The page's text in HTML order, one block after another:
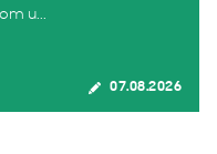
u...
07.08.2026